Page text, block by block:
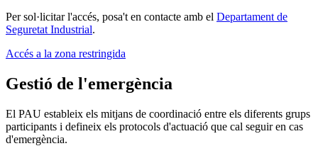
Per sol·licitar l'accés, posa't en contacte amb el Departament de
Seguretat Industrial.
Accés a la zona restringida
Gestió de l'emergència
El PAU estableix els mitjans de coordinació entre els diferents grups
participants i defineix els protocols d'actuació que cal seguir en cas
d'emergència.